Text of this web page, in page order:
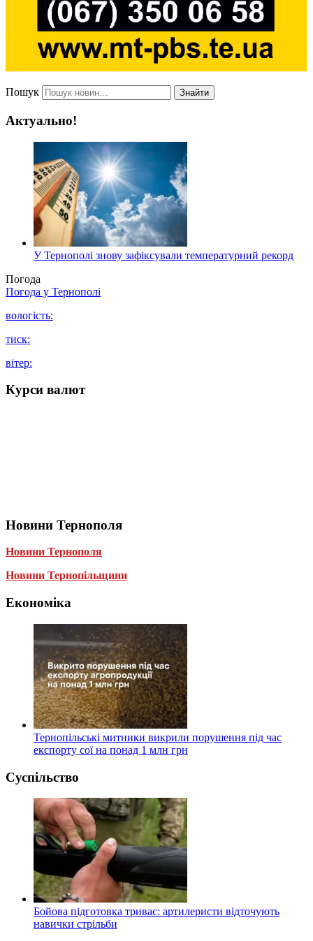
Пошук Знайти
Актуально!
У Тернополі знову зафіксували температурний рекорд
Погода
Погода у Тернополі
вологість:
тиск:
вітер:
Курси валют
Новини Тернополя
Новини Тернополя
Новини Тернопільщини
Економіка
Тернопільські митники викрили порушення під час
експорту сої на понад 1 млн грн
Суспільство
Бойова підготовка триває: артилеристи відточують
навички стрільби